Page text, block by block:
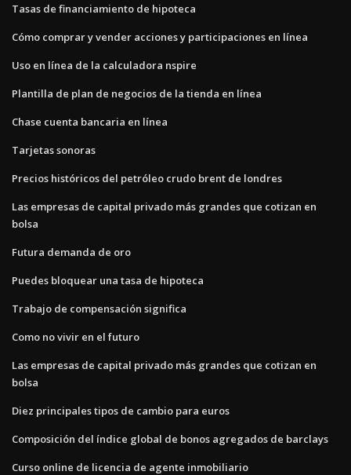
Tasas de financiamiento de hipoteca
Cómo comprar y vender acciones y participaciones en línea
Uso en línea de la calculadora nspire
Plantilla de plan de negocios de la tienda en línea
Chase cuenta bancaria en línea
Tarjetas sonoras
Precios históricos del petróleo crudo brent de londres
Las empresas de capital privado más grandes que cotizan en
bolsa
Futura demanda de oro
Puedes bloquear una tasa de hipoteca
Trabajo de compensación significa
Como no vivir en el futuro
Las empresas de capital privado más grandes que cotizan en
bolsa
Diez principales tipos de cambio para euros
Composición del índice global de bonos agregados de barclays
Curso online de licencia de agente inmobiliario